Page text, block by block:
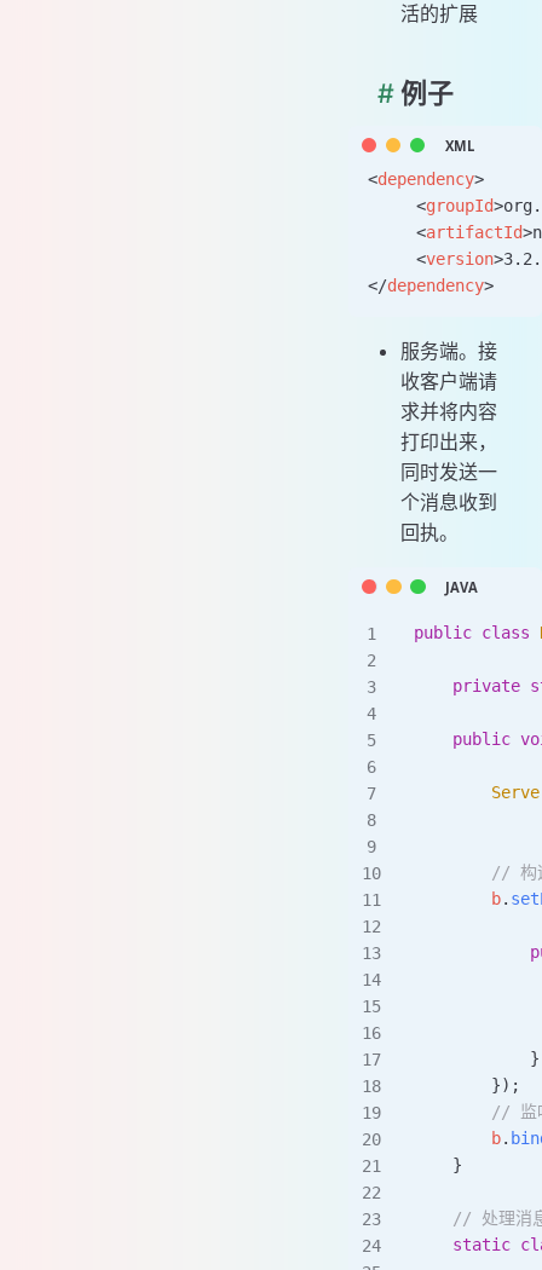
活的扩展
#例子
<dependency>
     <
groupId
     <
artifactId
     <
version
</dependency>
服务端。接
收客户端请
求并将内容
打印出来，
同时发送一
个消息收到
回执。
public class
    private
    public
// 构
        b
.
            }
        });
// 监
        b
.
    }
// 处理消
    static